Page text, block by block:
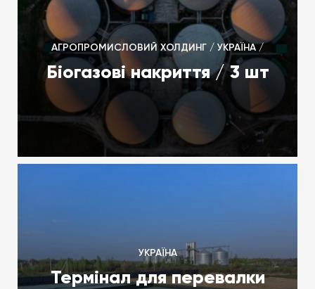
АГРОПРОМИСЛОВИЙ ХОЛДИНГ / УКРАЇНА /
Біогазові накриття / 3 шт
УКРАЇНА
Термінал для перевалки